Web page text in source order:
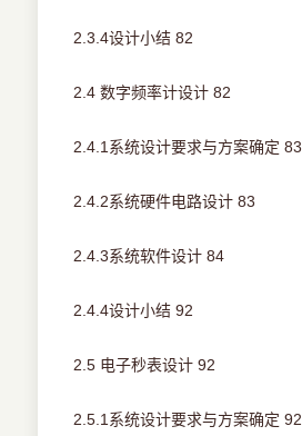
2.3.4设计小结 82
2.4 数字频率计设计 82
2.4.1系统设计要求与方案确定 83
2.4.2系统硬件电路设计 83
2.4.3系统软件设计 84
2.4.4设计小结 92
2.5 电子秒表设计 92
2.5.1系统设计要求与方案确定 92